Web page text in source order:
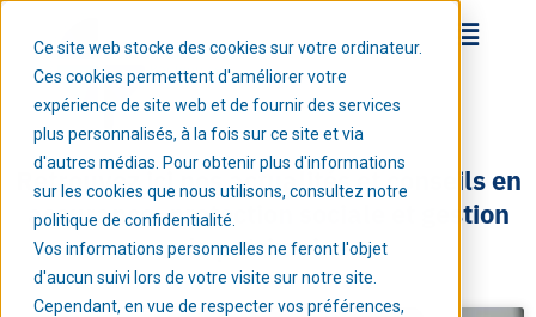
Ce site web stocke des cookies sur votre ordinateur.
Ces cookies permettent d'améliorer votre
expérience de site web et de fournir des services
plus personnalisés, à la fois sur ce site et via
d'autres médias. Pour obtenir plus d'informations
sur les cookies que nous utilisons, consultez notre
politique de confidentialité.
Vos informations personnelles ne feront l'objet
d'aucun suivi lors de votre visite sur notre site.
Cependant, en vue de respecter vos préférences,
Retrouvez ici nos actualités et conseils en
assurance, protection sociale et gestion
de patrimoine.